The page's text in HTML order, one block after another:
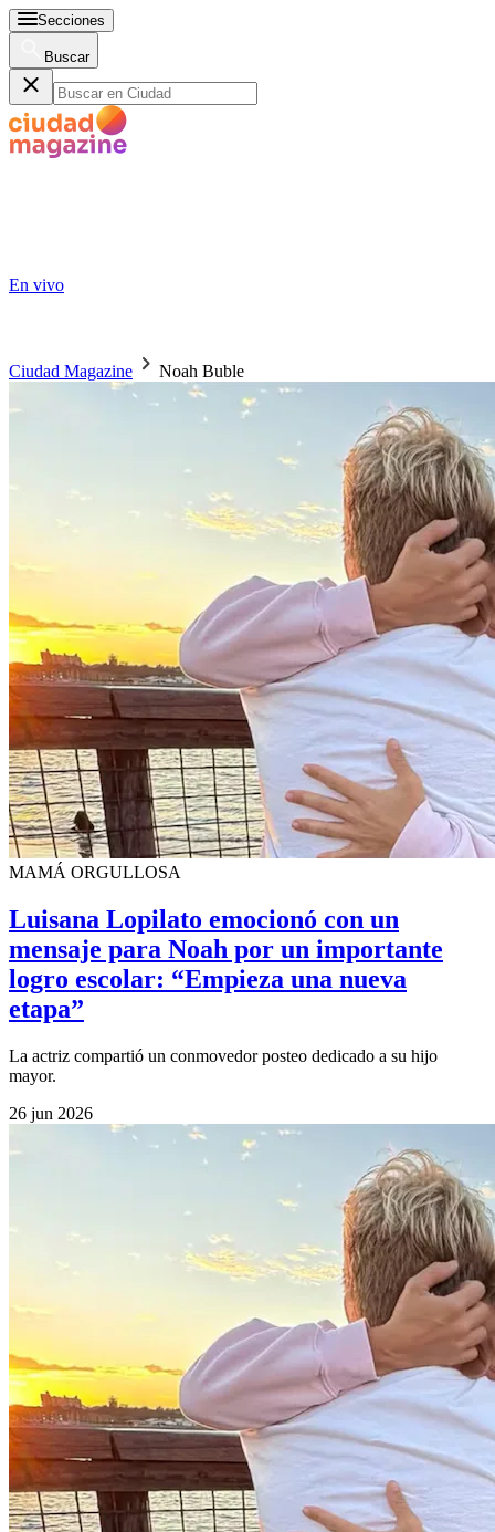
Secciones
Buscar
En vivo
Ciudad Magazine Noah Buble
MAMÁ ORGULLOSA
Luisana Lopilato emocionó con un
mensaje para Noah por un importante
logro escolar: “Empieza una nueva
etapa”
La actriz compartió un conmovedor posteo dedicado a su hijo
mayor.
26 jun 2026